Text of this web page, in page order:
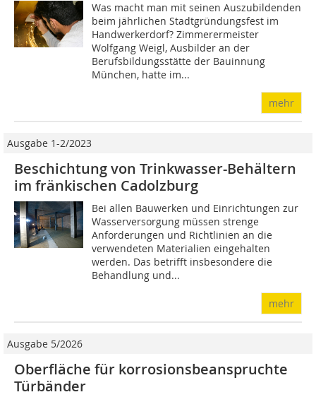
Was macht man mit seinen Auszubildenden
beim jährlichen Stadtgründungsfest im
Handwerkerdorf? Zimmerermeister
Wolfgang Weigl, Ausbilder an der
Berufsbildungsstätte der Bauinnung
München, hatte im...
mehr
Ausgabe 1-2/2023
Beschichtung von Trinkwasser-Behältern
im fränkischen Cadolzburg
Bei allen Bauwerken und Einrichtungen zur
Wasserversorgung müssen strenge
Anforderungen und Richtlinien an die
verwendeten Materialien eingehalten
werden. Das betrifft insbesondere die
Behandlung und...
mehr
Ausgabe 5/2026
Oberfläche für korrosionsbeanspruchte
Türbänder